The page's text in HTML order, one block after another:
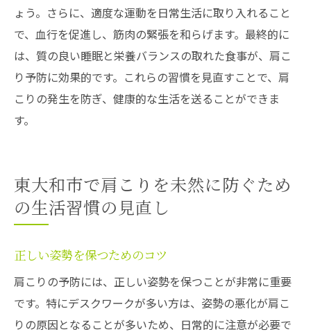
ょう。さらに、適度な運動を日常生活に取り入れること
で、血行を促進し、筋肉の緊張を和らげます。最終的に
は、質の良い睡眠と栄養バランスの取れた食事が、肩こ
り予防に効果的です。これらの習慣を見直すことで、肩
こりの発生を防ぎ、健康的な生活を送ることができま
す。
東大和市で肩こりを未然に防ぐため
の生活習慣の見直し
正しい姿勢を保つためのコツ
肩こりの予防には、正しい姿勢を保つことが非常に重要
です。特にデスクワークが多い方は、姿勢の悪化が肩こ
りの原因となることが多いため、日常的に注意が必要で